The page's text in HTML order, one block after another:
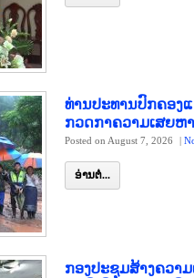
ທ່ານປະທານປົກຄອງ
ກວດກາຄວາມເສຍຫາ
Posted on August 7, 2026 |
ອ່ານຕໍ່...
ກອງປະຊຸມສ້າງຄວາ